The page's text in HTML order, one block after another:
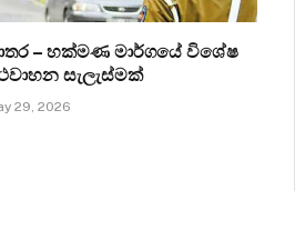
– හක්මණ මාර්ගයේ විශේෂ
සැලැස්මක්
29, 2026